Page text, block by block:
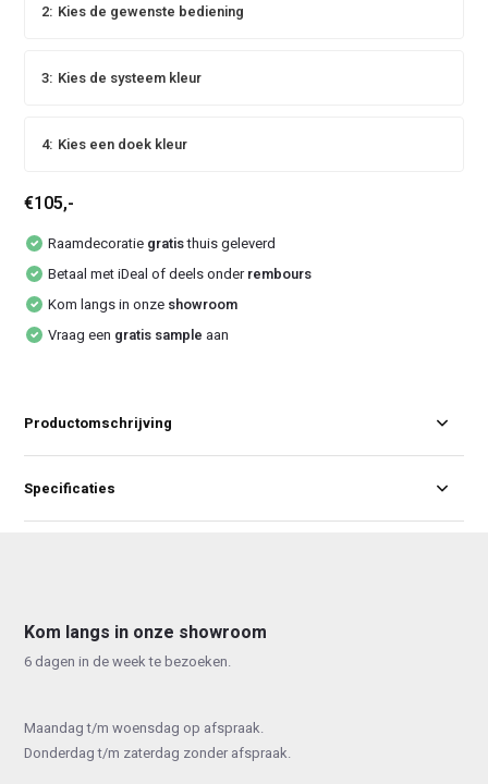
2: Kies de gewenste bediening
3: Kies de systeem kleur
4: Kies een doek kleur
€105,-
Raamdecoratie gratisthuis geleverd
Betaal met iDeal of deels onderrembours
Kom langs in onze showroom
Vraag een gratis sample aan
Productomschrijving
Specificaties
Kom langs in onze showroom
6 dagen in de week te bezoeken.
Maandag t/m woensdag op afspraak.
Donderdag t/m zaterdag zonder afspraak.